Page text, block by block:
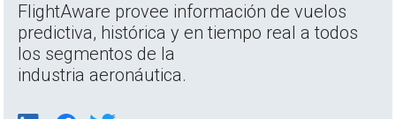
FlightAware provee información de vuelos
predictiva, histórica y en tiempo real a todos
los segmentos de la
industria aeronáutica.